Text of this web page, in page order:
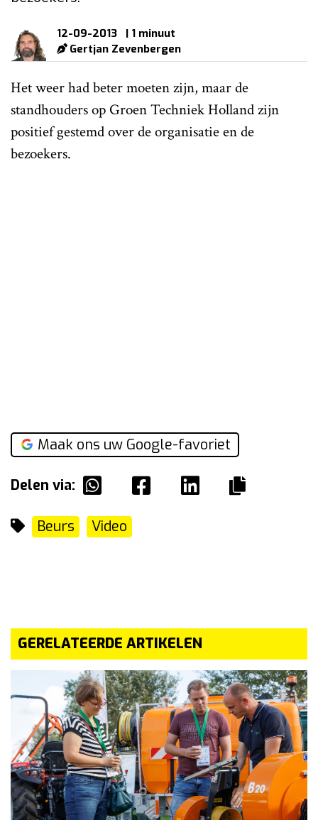
12-09-2013
| 1 minuut
Gertjan Zevenbergen
Het weer had beter moeten zijn, maar de
standhouders op Groen Techniek Holland zijn
positief gestemd over de organisatie en de
bezoekers.
Maak ons uw Google-favoriet
Delen via:
Beurs Video
GERELATEERDE ARTIKELEN